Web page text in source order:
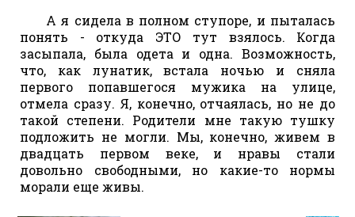
А я сидела в полном ступоре, и пыталась
понять - откуда ЭТО тут взялось. Когда
засыпала, была одета и одна. Возможность,
что, как лунатик, встала ночью и сняла
первого попавшегося мужика на улице,
отмела сразу. Я, конечно, отчаялась, но не до
такой степени. Родители мне такую тушку
подложить не могли. Мы, конечно, живем в
двадцать первом веке, и нравы стали
довольно свободными, но какие-то нормы
морали еще живы.